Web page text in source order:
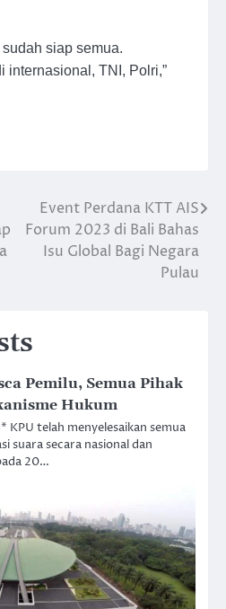
siap semua.
internasional, TNI, Polri,”
Event Perdana KTT AIS
Forum 2023 di Bali Bahas
Isu Global Bagi Negara
Pulau
Pemilu, Semua Pihak
Hukum
KPU telah menyelesaikan semua
suara secara nasional dan
20…